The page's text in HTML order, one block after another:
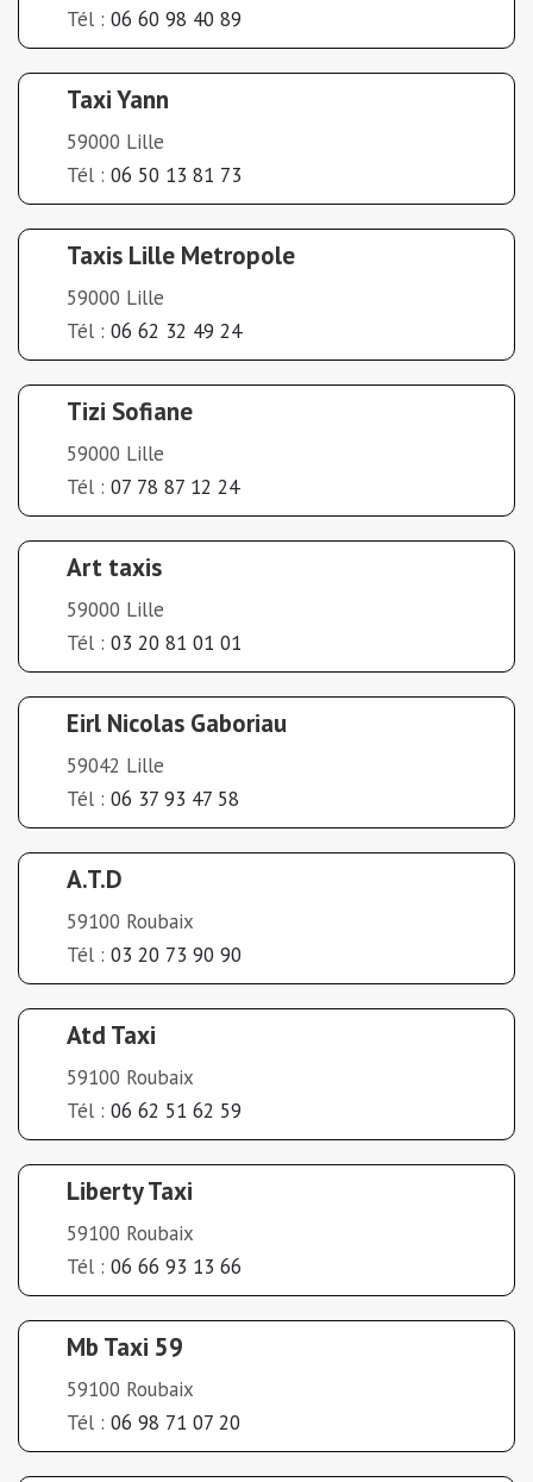
Tél : 06 60 98 40 89
Taxi Yann
59000 Lille
Tél : 06 50 13 81 73
Taxis Lille Metropole
59000 Lille
Tél : 06 62 32 49 24
Tizi Sofiane
59000 Lille
Tél : 07 78 87 12 24
Art taxis
59000 Lille
Tél : 03 20 81 01 01
Eirl Nicolas Gaboriau
59042 Lille
Tél : 06 37 93 47 58
A.T.D
59100 Roubaix
Tél : 03 20 73 90 90
Atd Taxi
59100 Roubaix
Tél : 06 62 51 62 59
Liberty Taxi
59100 Roubaix
Tél : 06 66 93 13 66
Mb Taxi 59
59100 Roubaix
Tél : 06 98 71 07 20